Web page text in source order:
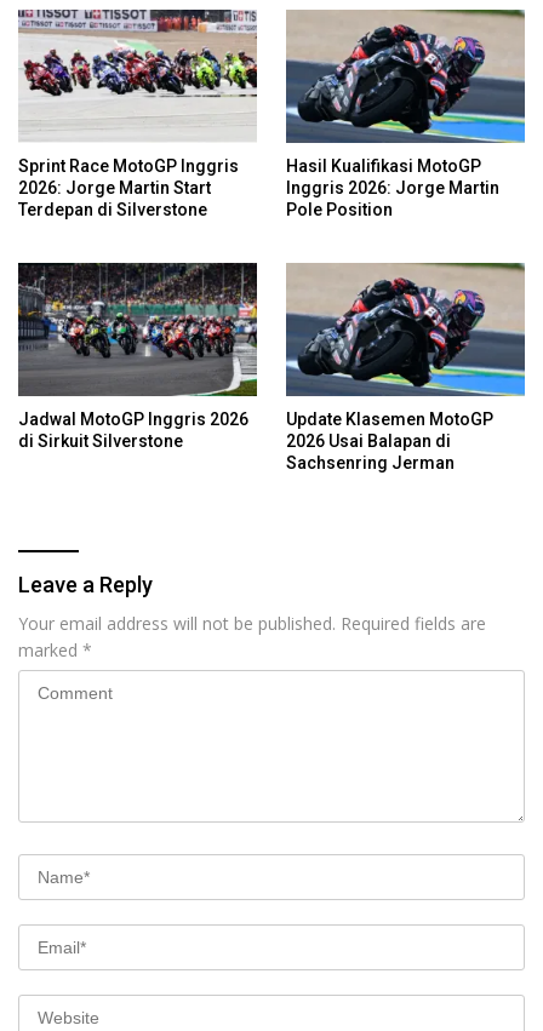
Sprint Race MotoGP Inggris
2026: Jorge Martin Start
Terdepan di Silverstone
Hasil Kualifikasi MotoGP
Inggris 2026: Jorge Martin
Pole Position
Jadwal MotoGP Inggris 2026
di Sirkuit Silverstone
Update Klasemen MotoGP
2026 Usai Balapan di
Sachsenring Jerman
Leave a Reply
Your email address will not be published. Required fields are
marked *